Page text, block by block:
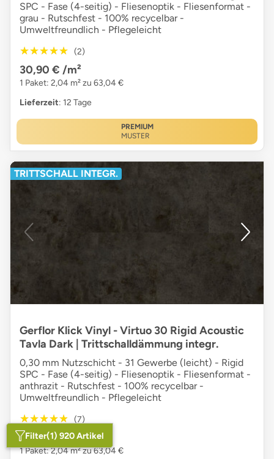
SPC - Fase (4-seitig) - Fliesenoptik - Fliesenformat -
grau - Rutschfest - 100% recycelbar -
Umweltfreundlich - Pflegeleicht
★★★★★
★★★★★ (2)
30,90 € /m²
1 Paket: 2,04 m² zu 63,04 €
Lieferzeit: 12 Tage
PREMIUM
MUSTER
TRITTSCHALL INTEGR.
Gerflor Klick Vinyl - Virtuo 30 Rigid Acoustic
Tavla Dark | Trittschalldämmung integr.
0,30 mm Nutzschicht - 31 Gewerbe (leicht) - Rigid
SPC - Fase (4-seitig) - Fliesenoptik - Fliesenformat -
anthrazit - Rutschfest - 100% recycelbar -
Umweltfreundlich - Pflegeleicht
★★★★★
★★★★★ (7)
30,90 €/m²
1 Paket: 2,04 m² zu 63,04 €
Filter(1) 920 Artikel